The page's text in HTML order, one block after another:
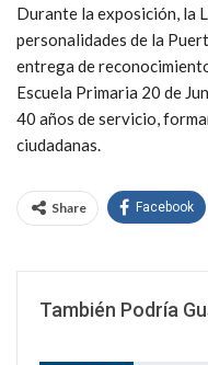
Durante la exposición, la
personalidades de la
entrega de
Escuela Primaria 20 de
40 años de servicio,
ciudadanas.
Share Facebook
También Podría